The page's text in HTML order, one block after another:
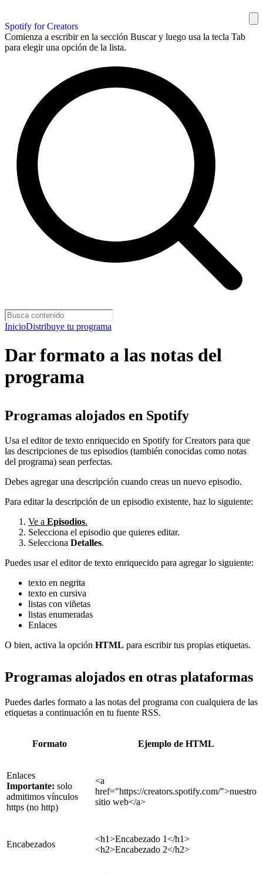
Spotify for Creators
Comienza a escribir en la sección Buscar y luego usa la tecla Tab
para elegir una opción de la lista.
InicioDistribuye tu programa
Dar formato a las notas del
programa
Programas alojados en Spotify
Usa el editor de texto enriquecido en Spotify for Creators para que
las descripciones de tus episodios (también conocidas como notas
del programa) sean perfectas.
Debes agregar una descripción cuando creas un nuevo episodio.
Para editar la descripción de un episodio existente, haz lo siguiente:
Ve a Episodios.
Selecciona el episodio que quieres editar.
Selecciona Detalles.
Puedes usar el editor de texto enriquecido para agregar lo siguiente:
texto en negrita
texto en cursiva
listas con viñetas
listas enumeradas
Enlaces
O bien, activa la opción HTML para escribir tus propias etiquetas.
Programas alojados en otras plataformas
Puedes darles formato a las notas del programa con cualquiera de las
etiquetas a continuación en tu fuente RSS.
Formato Ejemplo de HTML
Enlaces
Importante: solo
admitimos vínculos
https (no http)
<a
href="https://creators.spotify.com/">nuestro
sitio web</a>
Encabezados
<h1>Encabezado 1</h1>
<h2>Encabezado 2</h2>